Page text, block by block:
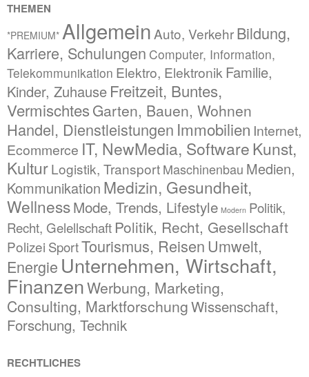
THEMEN
*PREMIUM* Allgemein Auto, VerkehrBildung,
Karriere, Schulungen Computer, Information,
Telekommunikation Elektro, Elektronik Familie,
Kinder, Zuhause Freitzeit, Buntes,
Vermischtes Garten, Bauen, Wohnen
Handel, Dienstleistungen Immobilien Internet,
Ecommerce IT, NewMedia, SoftwareKunst,
KulturLogistik, TransportMaschinenbau Medien,
Kommunikation Medizin, Gesundheit,
WellnessMode, Trends, Lifestyle Modern Politik,
Recht, Gelellschaft Politik, Recht, Gesellschaft
Polizei SportTourismus, Reisen Umwelt,
Energie Unternehmen, Wirtschaft,
FinanzenWerbung, Marketing,
Consulting, MarktforschungWissenschaft,
Forschung, Technik
RECHTLICHES